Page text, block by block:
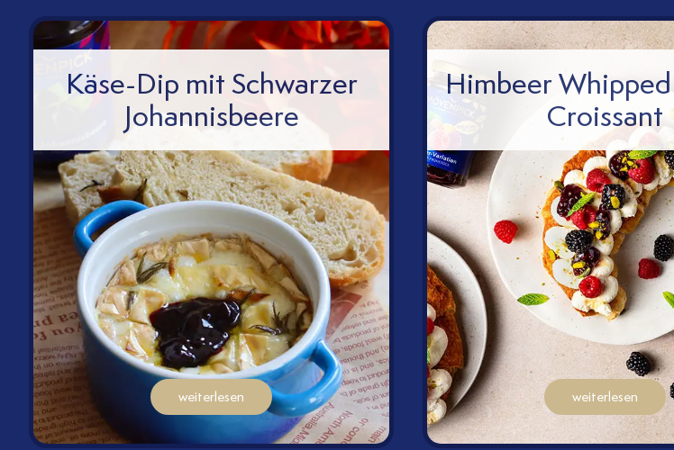
Käse-Dip mit Schwarzer
Johannisbeere
weiterlesen
Himbeer
Croissant
weiterlesen